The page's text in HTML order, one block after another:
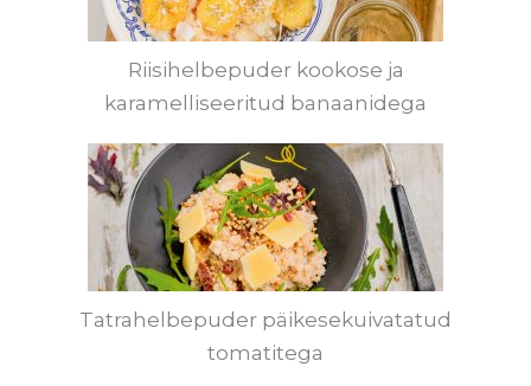
Riisihelbepuder kookose ja
karamelliseeritud banaanidega
Tatrahelbepuder päikesekuivatatud
tomatitega